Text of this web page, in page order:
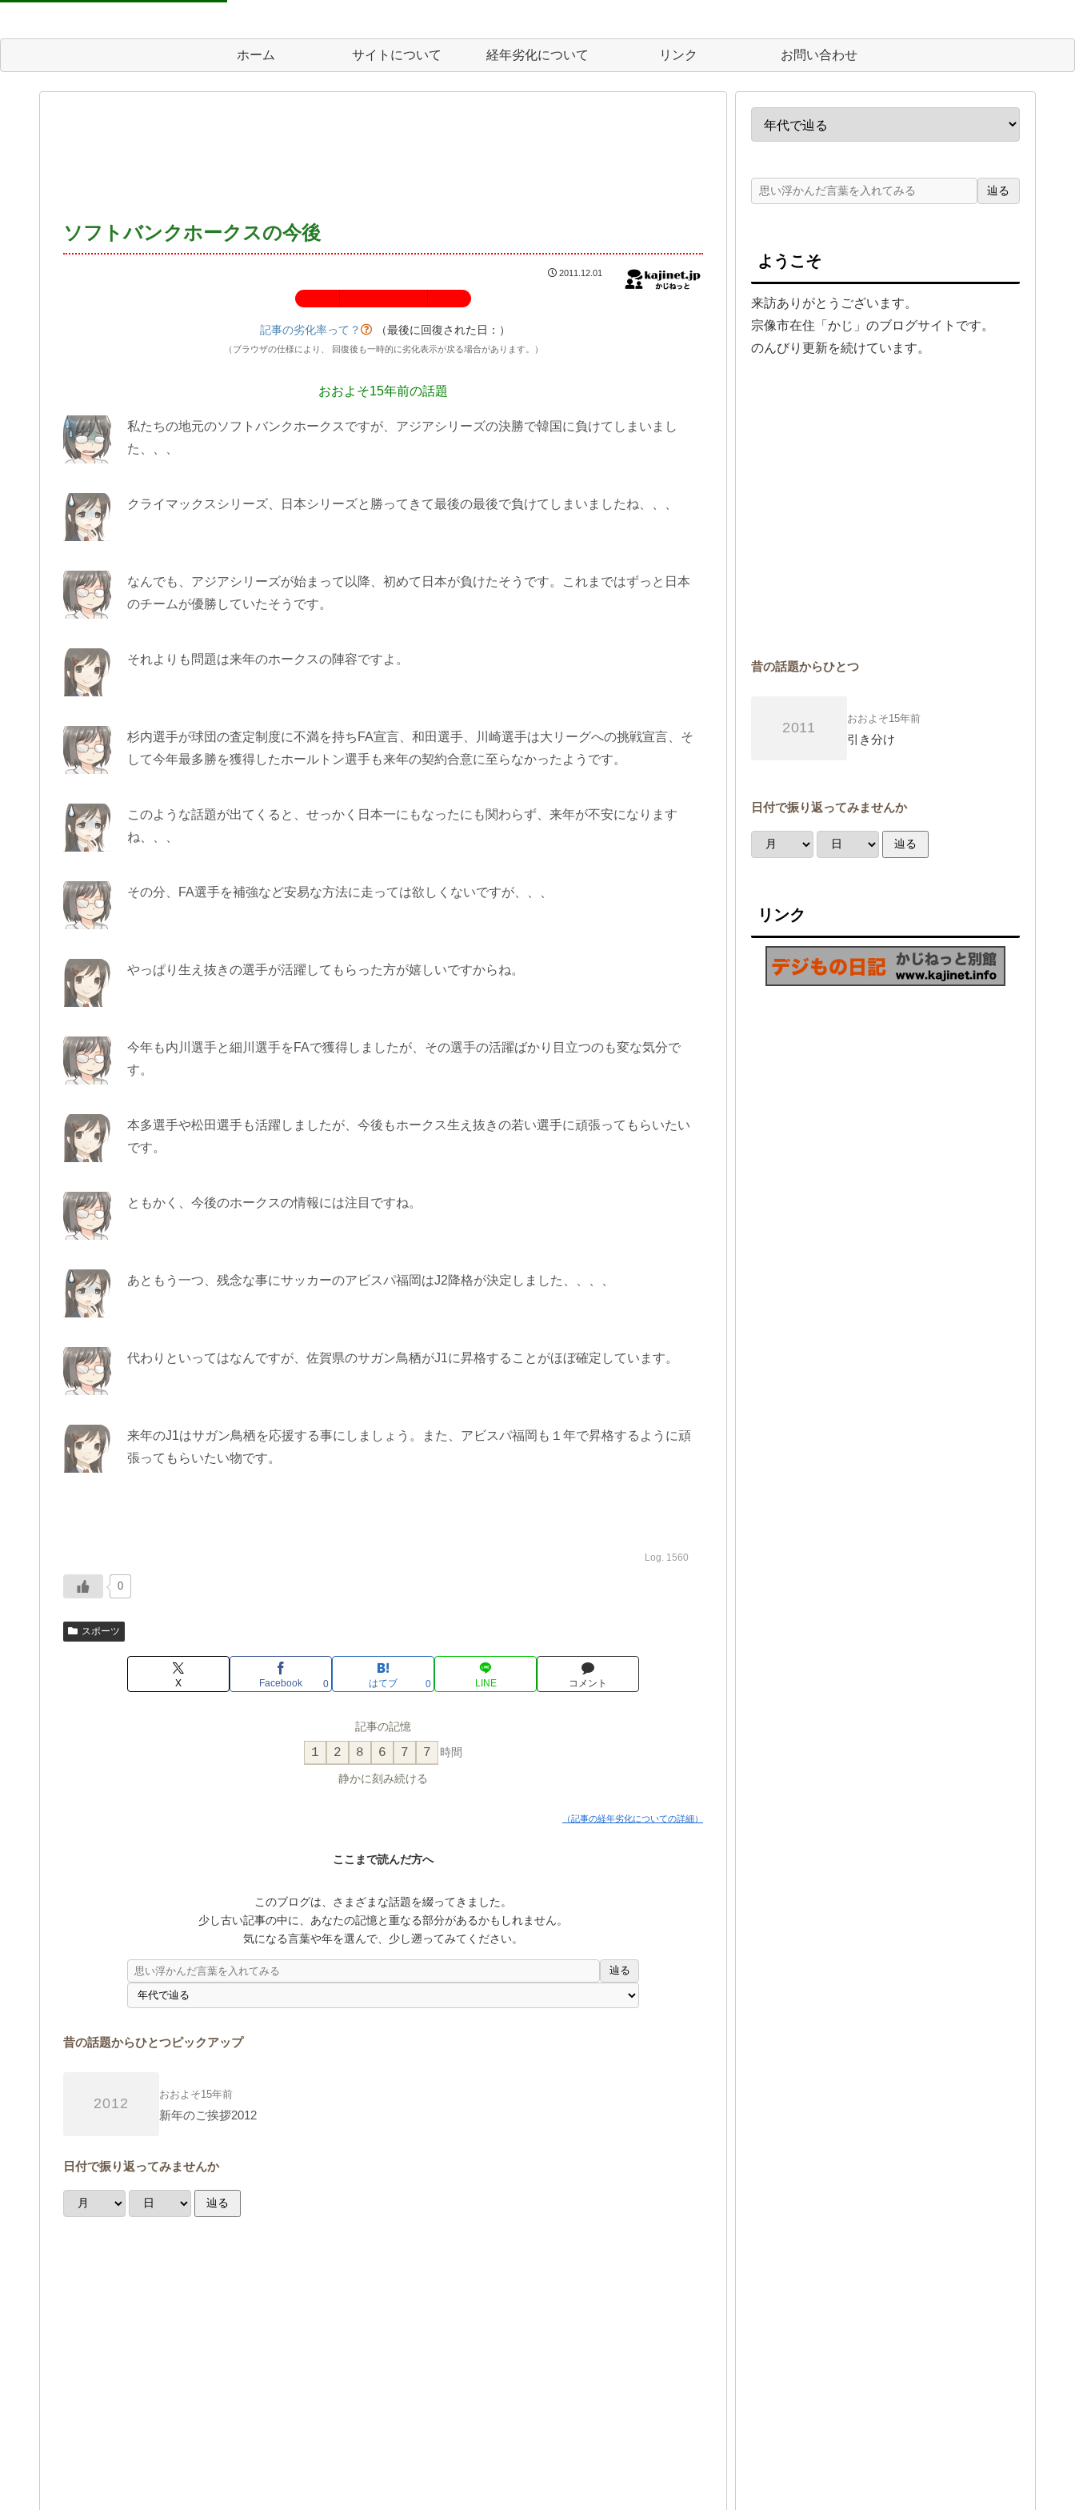
ホーム サイトについて 経年劣化について リンク お問い合わせ
ソフトバンクホークスの今後
2011.12.01
記事の劣化率って？ （最後に回復された日： ）
（ブラウザの仕様により、 回復後も一時的に劣化表示が戻る場合があります。）
おおよそ15年前の話題
私たちの地元のソフトバンクホークスですが、アジアシリーズの決勝で韓国に負けてしまいまし
た、、、
クライマックスシリーズ、日本シリーズと勝ってきて最後の最後で負けてしまいましたね、、、
なんでも、アジアシリーズが始まって以降、初めて日本が負けたそうです。これまではずっと日本
のチームが優勝していたそうです。
それよりも問題は来年のホークスの陣容ですよ。
杉内選手が球団の査定制度に不満を持ちFA宣言、和田選手、川崎選手は大リーグへの挑戦宣言、そ
して今年最多勝を獲得したホールトン選手も来年の契約合意に至らなかったようです。
このような話題が出てくると、せっかく日本一にもなったにも関わらず、来年が不安になります
ね、、、
その分、FA選手を補強など安易な方法に走っては欲しくないですが、、、
やっぱり生え抜きの選手が活躍してもらった方が嬉しいですからね。
今年も内川選手と細川選手をFAで獲得しましたが、その選手の活躍ばかり目立つのも変な気分で
す。
本多選手や松田選手も活躍しましたが、今後もホークス生え抜きの若い選手に頑張ってもらいたい
です。
ともかく、今後のホークスの情報には注目ですね。
あともう一つ、残念な事にサッカーのアビスパ福岡はJ2降格が決定しました、、、、
代わりといってはなんですが、佐賀県のサガン鳥栖がJ1に昇格することがほぼ確定しています。
来年のJ1はサガン鳥栖を応援する事にしましょう。また、アビスパ福岡も１年で昇格するように頑
張ってもらいたい物です。
Log. 1560
0
スポーツ
X Facebook 0 はてブ 0 LINE コメント
記事の記憶
1 2 8 6 7 7 時間
静かに刻み続ける
（記事の経年劣化についての詳細）
ここまで読んだ方へ
このブログは、さまざまな話題を綴ってきました。
少し古い記事の中に、あなたの記憶と重なる部分があるかもしれません。
気になる言葉や年を選んで、少し遡ってみてください。
辿る
昔の話題からひとつピックアップ
2012
おおよそ15年前
新年のご挨拶2012
日付で振り返ってみませんか
辿る
辿る
ようこそ
来訪ありがとうございます。
宗像市在住「かじ」のブログサイトです。
のんびり更新を続けています。
昔の話題からひとつ
2011
おおよそ15年前
引き分け
日付で振り返ってみませんか
辿る
リンク